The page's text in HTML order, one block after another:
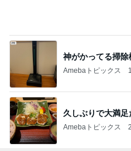
神がかってる掃除
Amebaトピックス
久しぶりで大満
Amebaトピックス